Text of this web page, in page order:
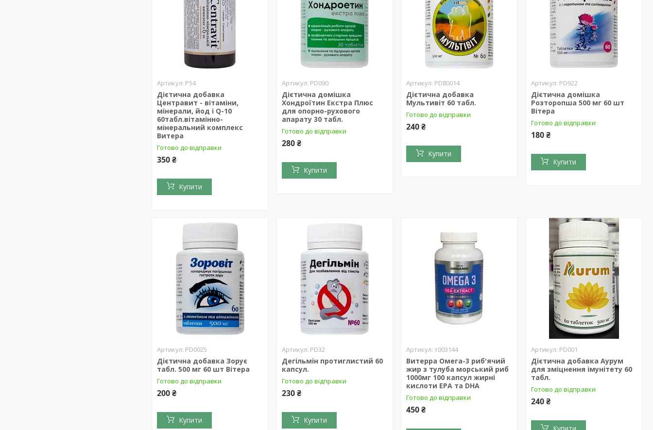
Р54
Дієтична добавка
Центравит - вітаміни,
мінерали, йод і Q-10
60табл.вітамінно-
мінеральний комплекс
Витера
Готово до відправки
350 ₴
Купити
PD090
Дієтична домішка
Хондроїтин Екстра Плюс
для опорно-рухового
апарату 30 табл.
Готово до відправки
280 ₴
Купити
PD80014
Дієтична добавка
Мультивіт 60 табл.
Готово до відправки
240 ₴
Купити
PD922
Дієтична домішка
Розторопша 500 мг 60 шт
Вітера
Готово до відправки
180 ₴
Купити
PD0025
Дієтична добавка Зорує
табл. 500 мг 60 шт Вітера
Готово до відправки
200 ₴
Купити
PD32
Дегільмін протиглистий 60
капсул.
Готово до відправки
230 ₴
Купити
т003144
Витерра Омега-3 риб'ячий
жир з тулуба морський риб
1000мг 100 капсул жирні
кислоти EPA та DHA
Готово до відправки
450 ₴
PD001
Дієтична добавка Аурум
для зміцнення імунітету 60
табл.
Готово до відправки
240 ₴
Купити